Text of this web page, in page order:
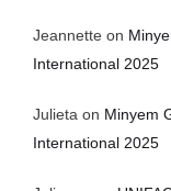
Jeannette on
International 2025
Julieta on Minyem
International 2025